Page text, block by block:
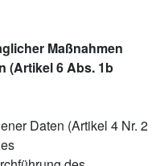
Maßnahmen
(Artikel 6 Abs. 1b
Daten (Artikel 4 Nr. 2